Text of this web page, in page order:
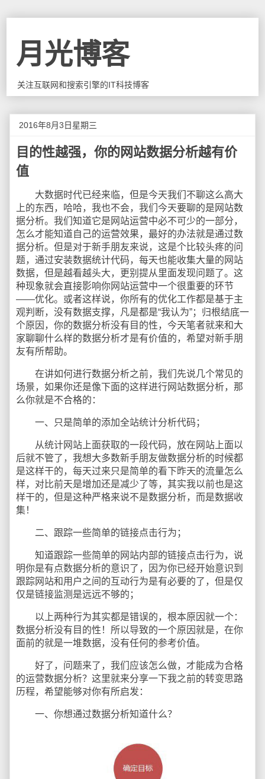
月光博客
关注互联网和搜索引擎的IT科技博客
2016年8月3日星期三
目的性越强，你的网站数据分析越有价
值
大数据时代已经来临，但是今天我们不聊这么高大
上的东西，哈哈，我也不会，我们今天要聊的是网站数
据分析。我们知道它是网站运营中必不可少的一部分，
怎么才能知道自己的运营效果，最好的办法就是通过数
据分析。但是对于新手朋友来说，这是个比较头疼的问
题，通过安装数据统计代码，每天也能收集大量的网站
数据，但是越看越头大，更别提从里面发现问题了。这
种现象就会直接影响你网站运营中一个很重要的环节
——优化。或者这样说，你所有的优化工作都是基于主
观判断，没有数据支撑，凡是都是“我认为”；归根结底一
个原因，你的数据分析没有目的性，今天笔者就来和大
家聊聊什么样的数据分析才是有价值的，希望对新手朋
友有所帮助。
在讲如何进行数据分析之前，我们先说几个常见的
场景，如果你还是像下面的这样进行网站数据分析，那
么你就是不合格的：
一、只是简单的添加全站统计分析代码；
从统计网站上面获取的一段代码，放在网站上面以
后就不管了，我想大多数新手朋友做数据分析的时候都
是这样干的，每天过来只是简单的看下昨天的流量怎么
样，对比前天是增加还是减少了等，其实我以前也是这
样干的，但是这种严格来说不是数据分析，而是数据收
集！
二、跟踪一些简单的链接点击行为；
知道跟踪一些简单的网站内部的链接点击行为，说
明你是有点数据分析的意识了，因为你已经开始意识到
跟踪网站和用户之间的互动行为是有必要的了，但是仅
仅是链接监测是远远不够的；
以上两种行为其实都是错误的，根本原因就一个：
数据分析没有目的性！所以导致的一个原因就是，在你
面前的就是一堆数据，没有任何的参考价值。
好了，问题来了，我们应该怎么做，才能成为合格
的运营数据分析？这里就来分享一下我之前的转变思路
历程，希望能够对你有所启发：
一、你想通过数据分析知道什么？